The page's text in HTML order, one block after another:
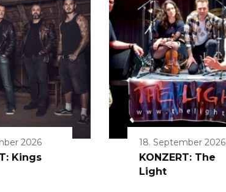
2026
Kings
18. September 2026
KONZERT: The
Light